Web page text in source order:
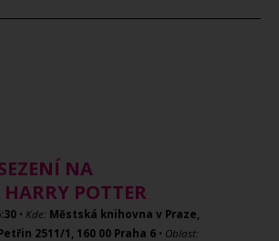
NA
POTTER
• Kde: Městská knihovna v Praze,
2511/1, 160 00 Praha 6 • Oblast: